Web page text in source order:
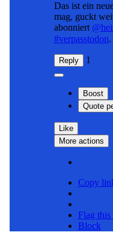
Das ist ein
mag, guckt
abonniert @
#verpasstodon
Reply 1
Boost
Quote
Like
More actions
Copy
Flag this
Block